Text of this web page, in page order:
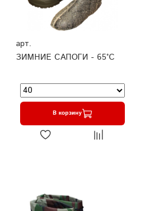
арт.
ЗИМНИЕ САПОГИ - 65°C
В корзину